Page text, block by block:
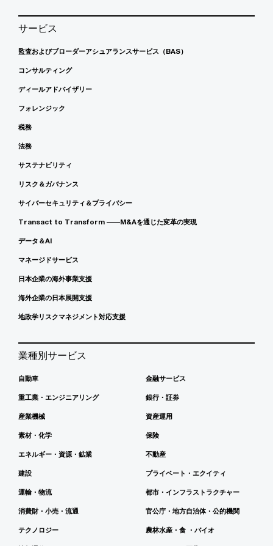
サービス
監査およびブローダーアシュアランスサービス（BAS）
コンサルティング
ディールアドバイザリー
フォレンジック
税務
法務
サステナビリティ
リスク＆ガバナンス
サイバーセキュリティ＆プライバシー
Transact to Transform ――M&Aを通じた変革の実現
データ＆AI
マネージドサービス
日本企業の海外事業支援
海外企業の日本展開支援
地政学リスクマネジメント対応支援
業種別サービス
自動車
重工業・エンジニアリング
産業機械
素材・化学
エネルギー・資源・鉱業
建設
運輸・物流
消費財・小売・流通
テクノロジー
金融サービス
銀行・証券
資産運用
保険
不動産
プライベート・エクイティ
都市・インフラストラクチャー
官公庁・地方自治体・公的機関
農林水産・食 ・バイオ